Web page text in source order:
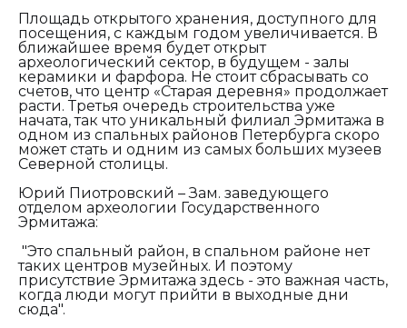
Площадь открытого хранения, доступного для
посещения, с каждым годом увеличивается. В
ближайшее время будет открыт
археологический сектор, в будущем - залы
керамики и фарфора. Не стоит сбрасывать со
счетов, что центр «Старая деревня» продолжает
расти. Третья очередь строительства уже
начата, так что уникальный филиал Эрмитажа в
одном из спальных районов Петербурга скоро
может стать и одним из самых больших музеев
Северной столицы.
Юрий Пиотровский – Зам. заведующего
отделом археологии Государственного
Эрмитажа:
"Это спальный район, в спальном районе нет
таких центров музейных. И поэтому
присутствие Эрмитажа здесь - это важная часть,
когда люди могут прийти в выходные дни
сюда".